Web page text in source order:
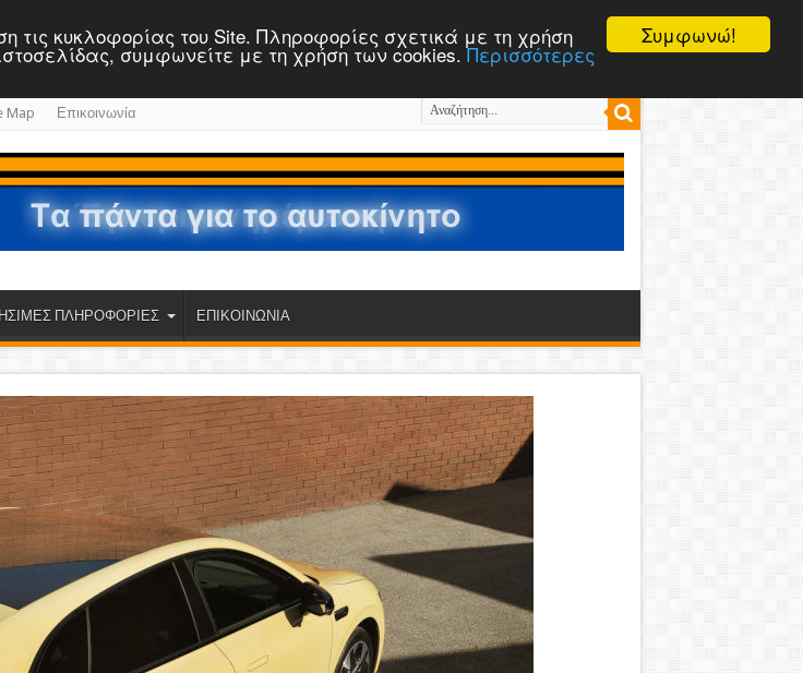
Συμφωνώ!
τις κυκλοφορίας του Site. Πληροφορίες σχετικά με τη χρήση
συμφωνείτε με τη χρήση των cookies.Περισσότερες
Map Επικοινωνία
ΠΛΗΡΟΦΟΡΙΕΣ ΕΠΙΚΟΙΝΩΝΙΑ